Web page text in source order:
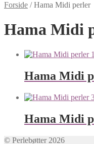
Forside /Hama Midi perler
Hama Midi
Hama Midi
Hama Midi
© Perlebøtter 2026